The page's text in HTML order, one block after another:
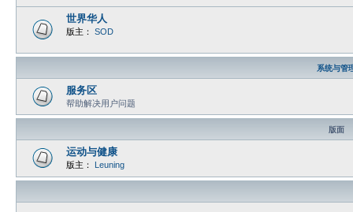
世界华人
版主： SOD
系统与管
服务区
帮助解决用户问题
版面
运动与健康
版主： Leuning